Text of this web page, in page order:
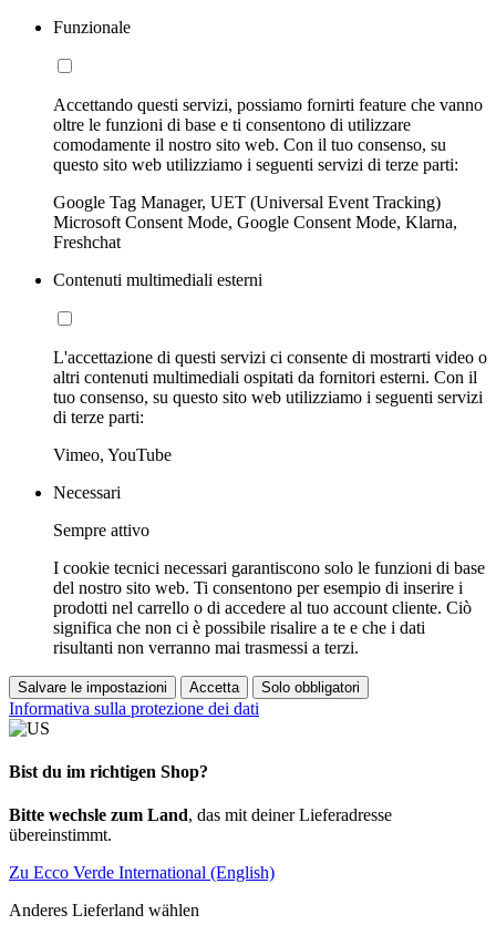
Funzionale
Accettando questi servizi, possiamo fornirti feature che vanno
oltre le funzioni di base e ti consentono di utilizzare
comodamente il nostro sito web. Con il tuo consenso, su
questo sito web utilizziamo i seguenti servizi di terze parti:
Google Tag Manager, UET (Universal Event Tracking)
Microsoft Consent Mode, Google Consent Mode, Klarna,
Freshchat
Contenuti multimediali esterni
L'accettazione di questi servizi ci consente di mostrarti video o
altri contenuti multimediali ospitati da fornitori esterni. Con il
tuo consenso, su questo sito web utilizziamo i seguenti servizi
di terze parti:
Vimeo, YouTube
Necessari
Sempre attivo
I cookie tecnici necessari garantiscono solo le funzioni di base
del nostro sito web. Ti consentono per esempio di inserire i
prodotti nel carrello o di accedere al tuo account cliente. Ciò
significa che non ci è possibile risalire a te e che i dati
risultanti non verranno mai trasmessi a terzi.
Salvare le impostazioni Accetta Solo obbligatori
Informativa sulla protezione dei dati
Bist du im richtigen Shop?
Bitte wechsle zum Land, das mit deiner Lieferadresse
übereinstimmt.
Zu Ecco Verde International (English)
Anderes Lieferland wählen